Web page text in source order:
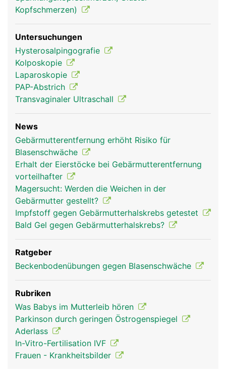
Kopfschmerzen)
Untersuchungen
Hysterosalpingografie
Kolposkopie
Laparoskopie
PAP-Abstrich
Transvaginaler Ultraschall
News
Gebärmutterentfernung erhöht Risiko für
Blasenschwäche
Erhalt der Eierstöcke bei Gebärmutterentfernung
vorteilhafter
Magersucht: Werden die Weichen in der
Gebärmutter gestellt?
Impfstoff gegen Gebärmutterhalskrebs getestet
Bald Gel gegen Gebärmutterhalskrebs?
Ratgeber
Beckenbodenübungen gegen Blasenschwäche
Rubriken
Was Babys im Mutterleib hören
Parkinson durch geringen Östrogenspiegel
Aderlass
In-Vitro-Fertilisation IVF
Frauen - Krankheitsbilder